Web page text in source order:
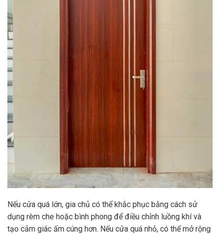
Nếu cửa quá lớn, gia chủ có thể khắc phục bằng cách sử
dụng rèm che hoặc bình phong để điều chỉnh luồng khí và
tạo cảm giác ấm cúng hơn. Nếu cửa quá nhỏ, có thể mở rộng